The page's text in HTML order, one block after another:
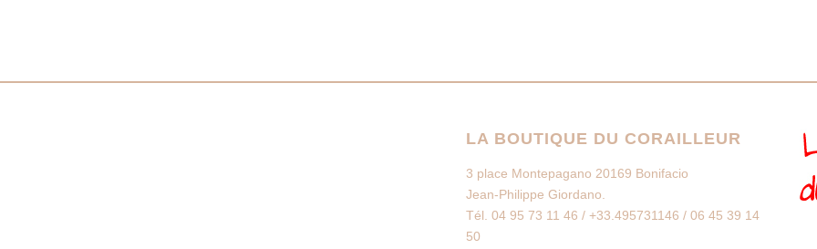
LA BOUTIQUE DU CORAILLEUR
3 place Montepagano 20169 Bonifacio
Jean-Philippe Giordano.
Tél. 04 95 73 11 46 / +33.495731146 / 06 45 39 14
50